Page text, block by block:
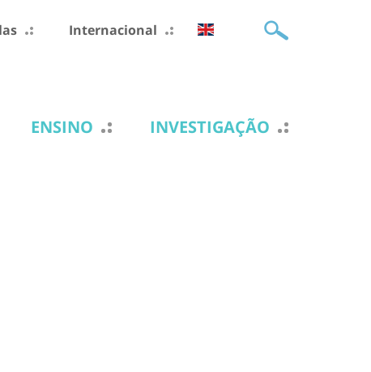
Internacional
ENSINO INVESTIGAÇÃO